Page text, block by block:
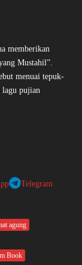
memberikan
Mustahil”.
menuai tepuk-
lagu pujian
Telegram
agung
Book